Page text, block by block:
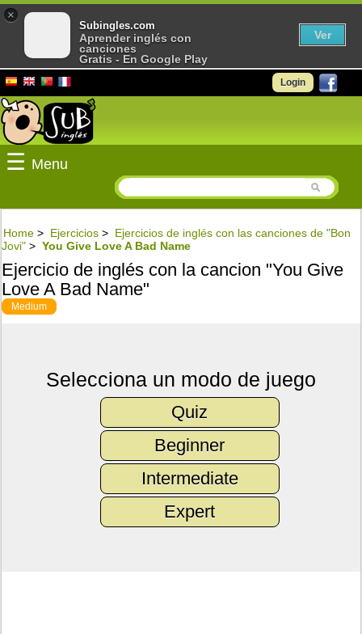
Login
☰ Menu
Home > Ejercicios > Ejercicios de inglés con las canciones de "Bon
Jovi" > You Give Love A Bad Name
Ejercicio de inglés con la cancion "You Give
Love A Bad Name"
Medium
Selecciona un modo de juego
Quiz
Beginner
Intermediate
Expert
×
Subingles.com
Aprender inglés con
canciones
Gratis - En Google Play
Ver